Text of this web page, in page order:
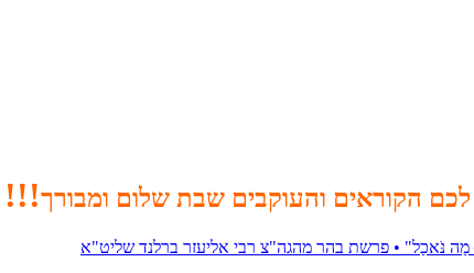
הקוראים והעוקביםשבת שלום ומבורך!
!!
מַה נֹּאכַל" • פרשת בהר מהגה"צ רבי אליעזר ברלנד שליט"א